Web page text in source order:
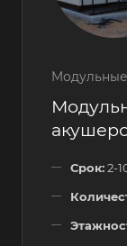
Срок:2-